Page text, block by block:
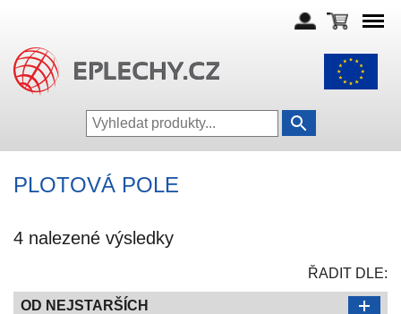
PLOTOVÁ POLE
4 nalezené výsledky
ŘADIT DLE:
OD NEJSTARŠÍCH